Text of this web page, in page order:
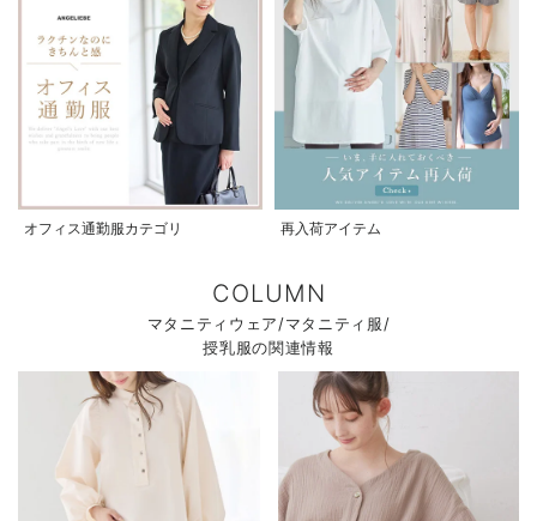
オフィス通勤服カテゴリ 再入荷アイテム
COLUMN
マタニティウェア/マタニティ服/
授乳服の関連情報